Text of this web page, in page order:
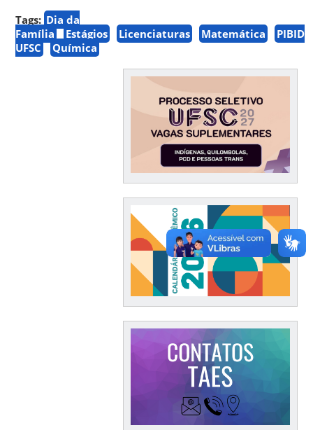
Tags: Dia da
Família
Estágios Licenciaturas Matemática
PIBID
UFSC
Química